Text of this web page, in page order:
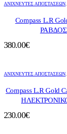
ΑΝΙΧΝΕΥΤΕΣ ΑΠΟΣΤΑΣΕΩΝ
Compass L.R
380.00€
ΑΝΙΧΝΕΥΤΕΣ ΑΠΟΣΤΑΣΕΩΝ
Compass L.R Gold
230.00€